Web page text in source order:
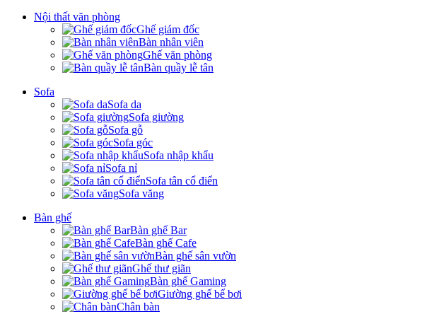
Nội thất văn phòng
Ghế giám đốc
Bàn nhân viên
Ghế văn phòng
Bàn quầy lễ tân
Sofa
Sofa da
Sofa giường
Sofa gỗ
Sofa góc
Sofa nhập khẩu
Sofa nỉ
Sofa tân cổ điển
Sofa văng
Bàn ghế
Bàn ghế Bar
Bàn ghế Cafe
Bàn ghế sân vườn
Ghế thư giãn
Bàn ghế Gaming
Giường ghế bể bơi
Chân bàn